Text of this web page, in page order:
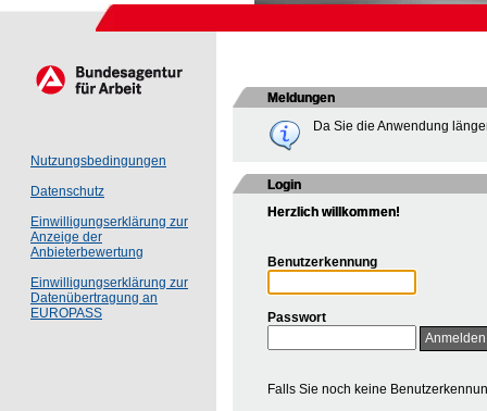
Nutzungsbedingungen
Datenschutz
Einwilligungserklärung zur
Anzeige der
Anbieterbewertung
Einwilligungserklärung zur
Datenübertragung an
EUROPASS
Meldungen
Da Sie die Anwendung
Login
Herzlich willkommen!
Benutzerkennung
Passwort
Falls Sie noch keine